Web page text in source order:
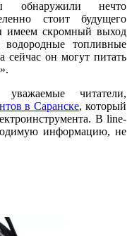
нечто
стоит будущего
имеем скромный выход
топливные
сейчас он могут питать
читатели,
в Саранске, который
В line-
информацию, не